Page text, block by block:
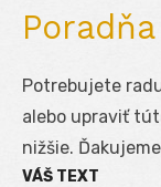
Poradňa
Potrebujete
alebo upraviť
nižšie.
VÁŠ TEXT